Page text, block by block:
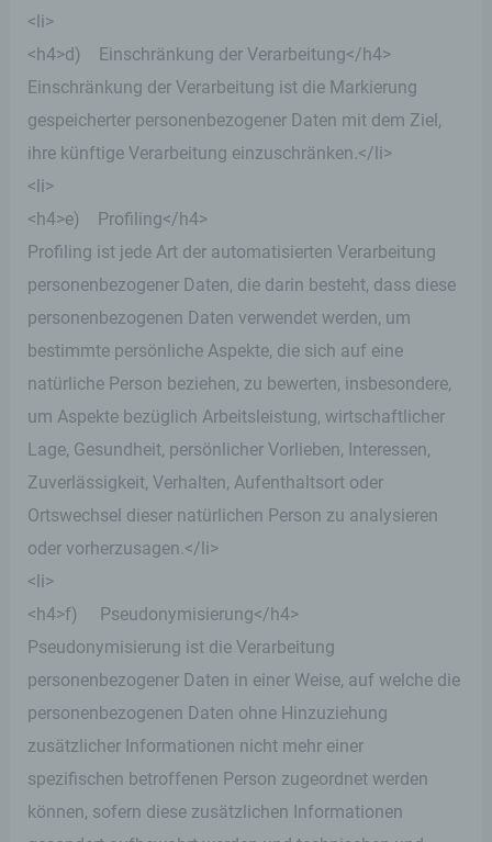
<li>
<h4>d) Einschränkung der Verarbeitung</h4>
Einschränkung der Verarbeitung ist die Markierung
gespeicherter personenbezogener Daten mit dem Ziel,
ihre künftige Verarbeitung einzuschränken.</li>
<li>
<h4>e) Profiling</h4>
Profiling ist jede Art der automatisierten Verarbeitung
personenbezogener Daten, die darin besteht, dass diese
personenbezogenen Daten verwendet werden, um
bestimmte persönliche Aspekte, die sich auf eine
natürliche Person beziehen, zu bewerten, insbesondere,
um Aspekte bezüglich Arbeitsleistung, wirtschaftlicher
Lage, Gesundheit, persönlicher Vorlieben, Interessen,
Zuverlässigkeit, Verhalten, Aufenthaltsort oder
Ortswechsel dieser natürlichen Person zu analysieren
oder vorherzusagen.</li>
<li>
<h4>f) Pseudonymisierung</h4>
Pseudonymisierung ist die Verarbeitung
personenbezogener Daten in einer Weise, auf welche die
personenbezogenen Daten ohne Hinzuziehung
zusätzlicher Informationen nicht mehr einer
spezifischen betroffenen Person zugeordnet werden
können, sofern diese zusätzlichen Informationen